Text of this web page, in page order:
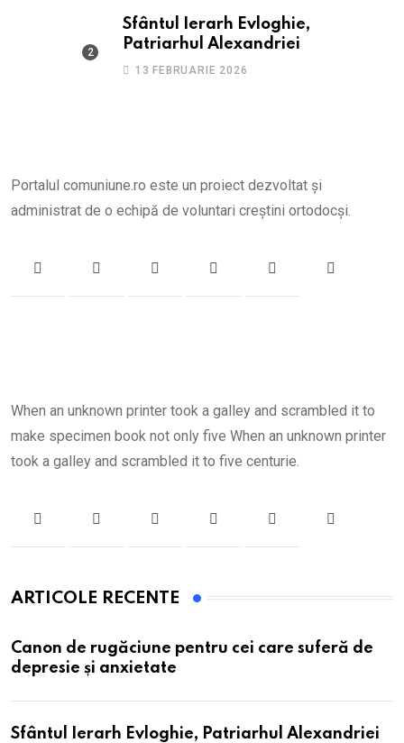
Sfântul Ierarh Evloghie,
Patriarhul Alexandriei
13 FEBRUARIE 2026
Portalul comuniune.ro este un proiect dezvoltat și
administrat de o echipă de voluntari creștini ortodocși.
When an unknown printer took a galley and scrambled it to
make specimen book not only five When an unknown printer
took a galley and scrambled it to five centurie.
ARTICOLE RECENTE
Canon de rugăciune pentru cei care suferă de
depresie și anxietate
Sfântul Ierarh Evloghie, Patriarhul Alexandriei